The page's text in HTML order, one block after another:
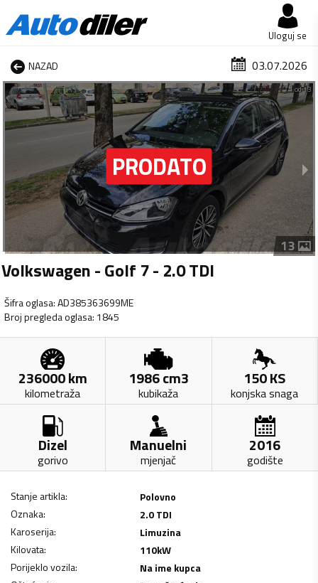
Uloguj se
NAZAD 03.07.2026
1 od 13
13
Volkswagen - Golf 7 - 2.0 TDI
Šifra oglasa:AD385363699ME
Broj pregleda oglasa: 1845
236000km
kilometraža
1986cm3
kubikaža
150KS
konjska snaga
Dizel
gorivo
Manuelni
mjenjač
2016
godište
Stanje artikla:
Polovno
Oznaka:
2.0 TDI
Karoserija:
Limuzina
Kilovata: 110kW
Porijeklo vozila:
Na ime kupca